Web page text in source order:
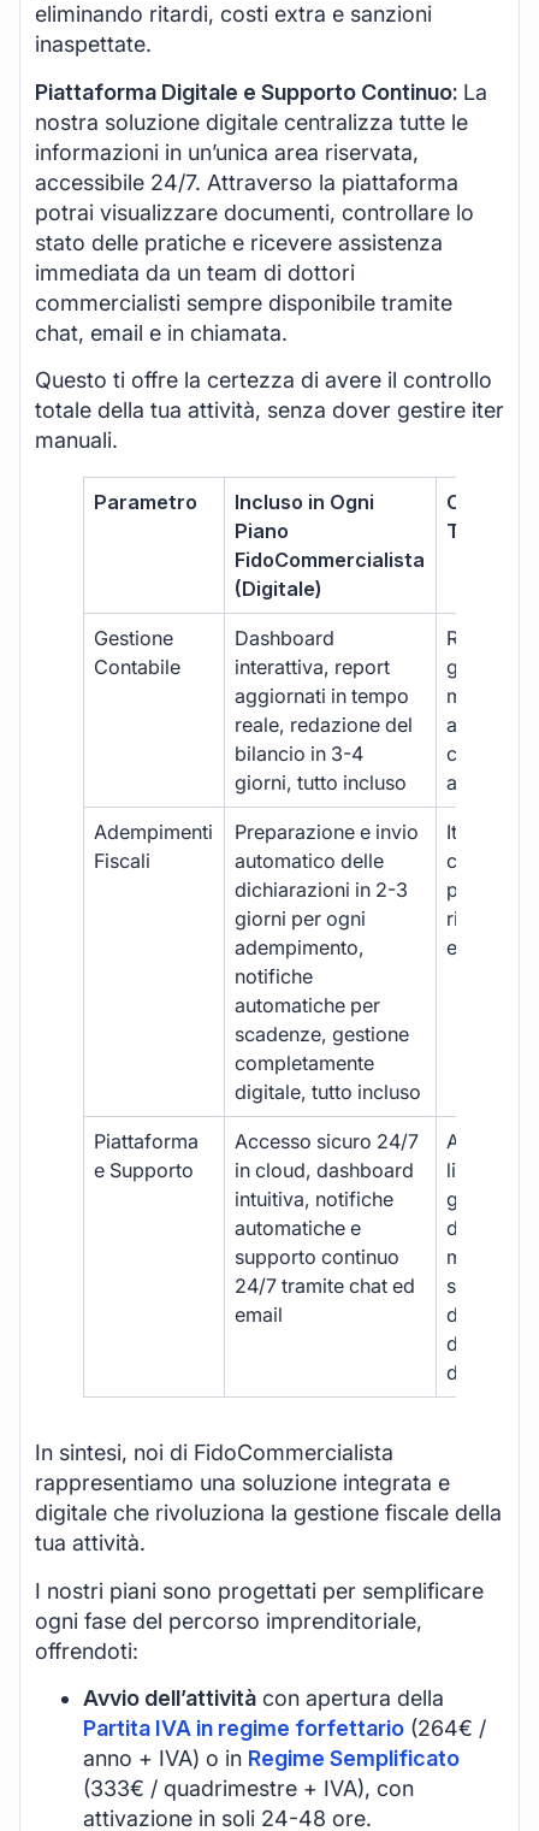
eliminando ritardi, costi extra e sanzioni
inaspettate.
Piattaforma Digitale e Supporto Continuo: La
nostra soluzione digitale centralizza tutte le
informazioni in un’unica area riservata,
accessibile 24/7. Attraverso la piattaforma
potrai visualizzare documenti, controllare lo
stato delle pratiche e ricevere assistenza
immediata da un team di dottori
commercialisti sempre disponibile tramite
chat, email e in chiamata.
Questo ti offre la certezza di avere il controllo
totale della tua attività, senza dover gestire iter
manuali.
Parametro
Incluso in Ogni
Piano
FidoCommercialista
(Digitale)
Gestione
Contabile
Dashboard
interattiva, report
aggiornati in tempo
reale, redazione del
bilancio in 3-4
giorni, tutto incluso
Report
gestione
manuale,
con
aggiuntivi
Adempimenti
Fiscali
Preparazione e invio
automatico delle
dichiarazioni in 2-3
giorni per ogni
adempimento,
notifiche
automatiche per
scadenze, gestione
completamente
digitale, tutto incluso
Iter
costi
per ogni
rischio di
e
Piattaforma
e Supporto
Accesso sicuro 24/7
in cloud, dashboard
intuitiva, notifiche
automatiche e
supporto continuo
24/7 tramite chat ed
email
Accesso
limitato,
gestione
manuale,
supporto
durante
d’ufficio.
In sintesi, noi di FidoCommercialista
rappresentiamo una soluzione integrata e
digitale che rivoluziona la gestione fiscale della
tua attività.
I nostri piani sono progettati per semplificare
ogni fase del percorso imprenditoriale,
offrendoti:
Avvio dell’attività con apertura della
Partita IVA in regime forfettario (264€ /
anno + IVA) o in Regime Semplificato
(333€ / quadrimestre + IVA), con
attivazione in soli 24-48 ore.